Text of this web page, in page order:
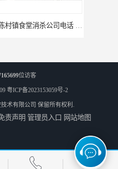
话 陈村食堂灭鼠
格 顺德消杀 三水区白坭镇食堂消杀价格 狮山工厂灭鼠云
位访客
粤ICP备2023153059号-2
术有限公司 保留所有权利.
责声明 管理员入口 网站地图